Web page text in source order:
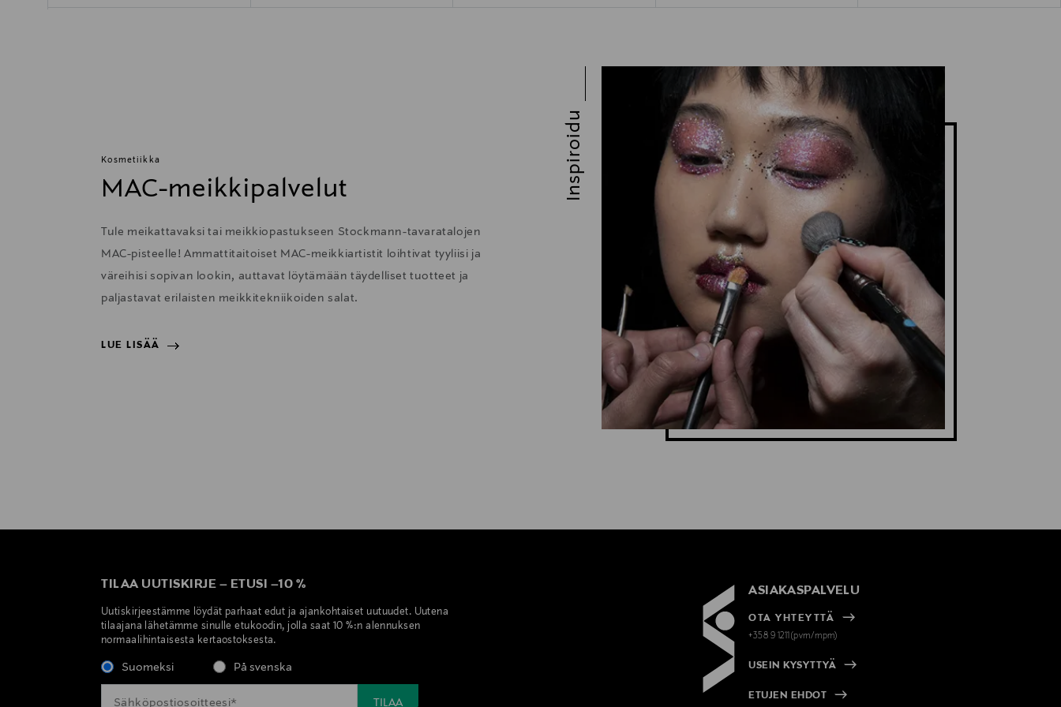
Kosmetiikka
MAC-meikkipalvelut
Tule meikattavaksi tai meikkiopastukseen Stockmann-tavaratalojen
MAC-pisteelle! Ammattitaitoiset MAC-meikkiartistit loihtivat tyyliisi ja
väreihisi sopivan lookin, auttavat löytämään täydelliset tuotteet ja
paljastavat erilaisten meikkitekniikoiden salat.
LUE LISÄÄ
Inspiroidu
TILAA UUTISKIRJE – ETUSI –10 %
Uutiskirjeestämme löydät parhaat edut ja ajankohtaiset uutuudet. Uutena
tilaajana lähetämme sinulle etukoodin, jolla saat 10 %:n alennuksen
normaalihintaisesta kertaostoksesta.
Suomeksi På svenska
ASIAKASPALVELU
OTA YHTEYTTÄ
+358 9 1211(pvm/mpm)
USEIN KYSYTTYÄ
ETUJEN EHDOT